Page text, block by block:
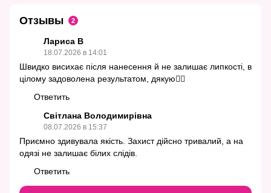
Отзывы 2
Лариса В
18.07.2026 в 14:01
Швидко висихає після нанесення й не залишає липкості, в
цілому задоволена результатом, дякую👍🏻
Ответить
Світлана Володимирівна
08.07.2026 в 15:37
Приємно здивувала якість. Захист дійсно тривалий, а на
одязі не залишає білих слідів.
Ответить